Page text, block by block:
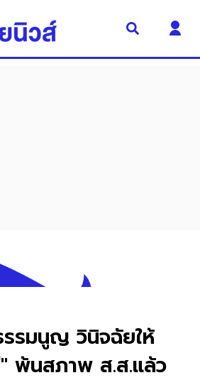
รมนูญ วินิจฉัยให้
พ้นสภาพ ส.ส.แล้ว